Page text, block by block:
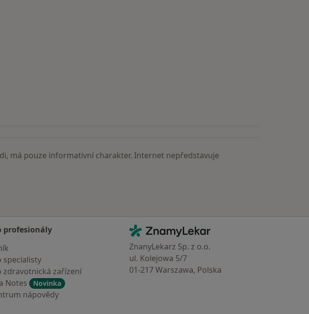
má pouze informativní charakter. Internet nepředstavuje
profesionály
specialisty
zdravotnická zařízení
Notes
Novinka
nápovědy
Kontakt
ZnamyLekar - Hlavní stránka
ZnanyLekarz Sp. z o.o.
ul. Kolejowa 5/7
01-217 Warszawa, Polska